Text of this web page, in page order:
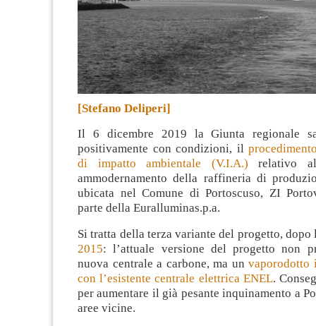
[Stefano Deliperi]
Il 6 dicembre 2019 la Giunta regionale
positivamente con condizioni, il
di impatto ambientale (V.I.A.) relativo
ammodernamento della raffineria di
ubicata nel Comune di Portoscuso, ZI
parte della Euralluminas.p.a.
Si tratta della terza variante del progetto,
2015: l’attuale versione del progetto non
nuova centrale a carbone, ma un vaporodotto
con l’esistente centrale elettrica ENEL.
per aumentare il già pesante inquinamento a
aree vicine.